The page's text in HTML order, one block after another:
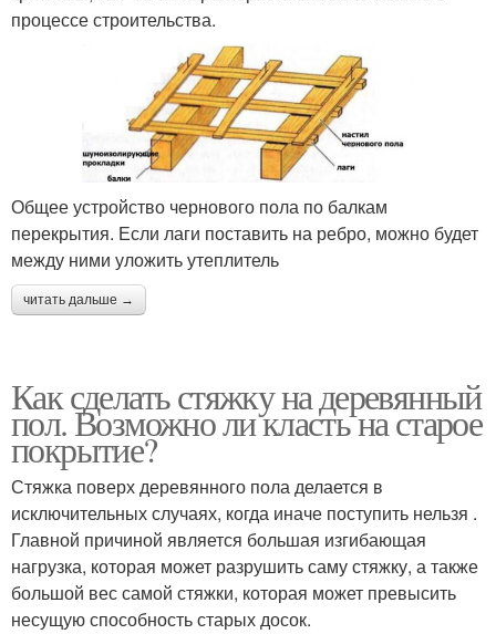
процессе строительства.
Общее устройство чернового пола по балкам
перекрытия. Если лаги поставить на ребро, можно будет
между ними уложить утеплитель
читать дальше →
Как сделать стяжку на деревянный
пол. Возможно ли класть на старое
покрытие?
Стяжка поверх деревянного пола делается в
исключительных случаях, когда иначе поступить нельзя .
Главной причиной является большая изгибающая
нагрузка, которая может разрушить саму стяжку, а также
большой вес самой стяжки, которая может превысить
несущую способность старых досок.